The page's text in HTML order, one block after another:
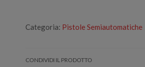
Categoria: Pistole Semiautomatiche
CONDIVIDI IL PRODOTTO